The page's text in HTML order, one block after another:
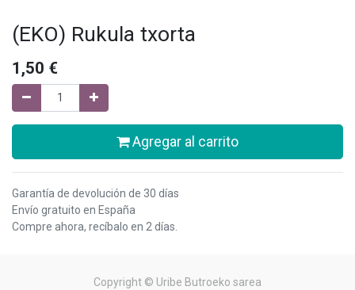
(EKO) Rukula txorta
1,50 €
Agregar al carrito
Garantía de devolución de 30 días
Envío gratuito en España
Compre ahora, recíbalo en 2 días.
Copyright © Uribe Butroeko sarea